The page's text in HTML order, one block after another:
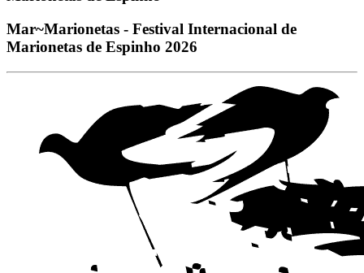
Mar~Marionetas - Festival Internacional de
Marionetas de Espinho 2026